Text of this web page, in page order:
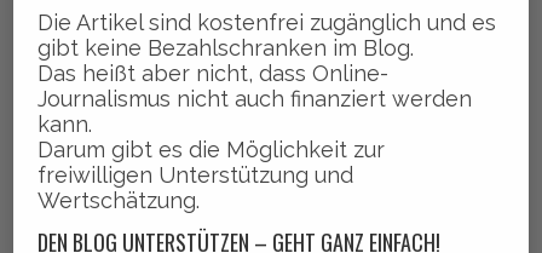
Die Artikel sind kostenfrei zugänglich und es
gibt keine Bezahlschranken im Blog.
Das heißt aber nicht, dass Online-
Journalismus nicht auch finanziert werden
kann.
Darum gibt es die Möglichkeit zur
freiwilligen Unterstützung und
Wertschätzung.
DEN BLOG UNTERSTÜTZEN – GEHT GANZ EINFACH!